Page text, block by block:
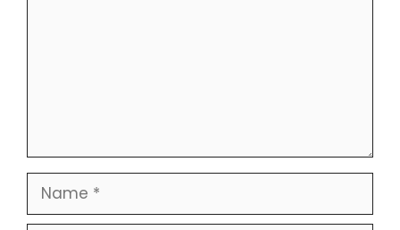
Name